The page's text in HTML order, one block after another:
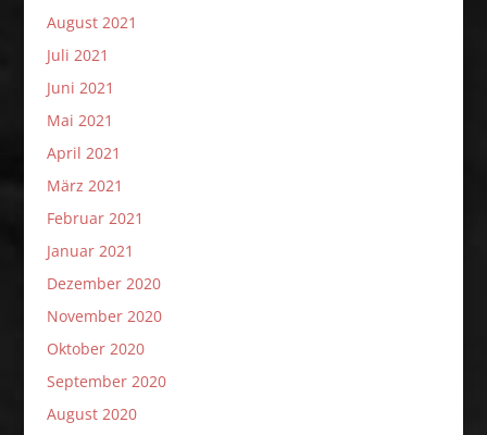
August 2021
Juli 2021
Juni 2021
Mai 2021
April 2021
März 2021
Februar 2021
Januar 2021
Dezember 2020
November 2020
Oktober 2020
September 2020
August 2020